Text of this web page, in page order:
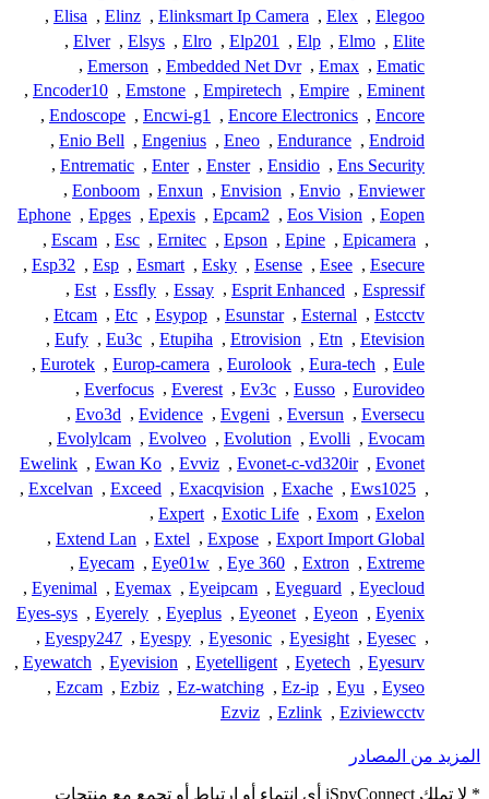
Elegoo
,
Elex
,
Elinksmart Ip Camera
,
Elinz
,
Elisa
,
Elite
,
Elmo
,
Elp
,
Elp201
,
Elro
,
Elsys
,
Elver
,
Ematic
,
Emax
,
Embedded Net Dvr
,
Emerson
,
Eminent
,
Empire
,
Empiretech
,
Emstone
,
Encoder10
,
Encore
,
Encore Electronics
,
Encwi-g1
,
Endoscope
,
Endroid
,
Endurance
,
Eneo
,
Engenius
,
Enio Bell
,
Ens Security
,
Ensidio
,
Enster
,
Enter
,
Entrematic
,
Enviewer
,
Envio
,
Envision
,
Enxun
,
Eonboom
,
Eopen
,
Eos Vision
,
Epcam2
,
Epexis
,
Epges
,
Ephone
,
Epicamera
,
Epine
,
Epson
,
Ernitec
,
Esc
,
Escam
,
Esecure
,
Esee
,
Esense
,
Esky
,
Esmart
,
Esp
,
Esp32
,
Espressif
,
Esprit Enhanced
,
Essay
,
Essfly
,
Est
,
Estcctv
,
Esternal
,
Esunstar
,
Esypop
,
Etc
,
Etcam
,
Etevision
,
Etn
,
Etrovision
,
Etupiha
,
Eu3c
,
Eufy
,
Eule
,
Eura-tech
,
Eurolook
,
Europ-camera
,
Eurotek
,
Eurovideo
,
Eusso
,
Ev3c
,
Everest
,
Everfocus
,
Eversecu
,
Eversun
,
Evgeni
,
Evidence
,
Evo3d
,
Evocam
,
Evolli
,
Evolution
,
Evolveo
,
Evolylcam
,
Evonet
,
Evonet-c-vd320ir
,
Evviz
,
Ewan Ko
,
Ewelink
,
Ews1025
,
Exache
,
Exacqvision
,
Exceed
,
Excelvan
,
Exelon
,
Exom
,
Exotic Life
,
Expert
,
Export Import Global
,
Expose
,
Extel
,
Extend Lan
,
Extreme
,
Extron
,
Eye 360
,
Eye01w
,
Eyecam
,
Eyecloud
,
Eyeguard
,
Eyeipcam
,
Eyemax
,
Eyenimal
,
Eyenix
,
Eyeon
,
Eyeonet
,
Eyeplus
,
Eyerely
,
Eyes-sys
,
Eyesec
,
Eyesight
,
Eyesonic
,
Eyespy
,
Eyespy247
,
Eyesurv
,
Eyetech
,
Eyetelligent
,
Eyevision
,
Eyewatch
,
Eyseo
,
Eyu
,
Ez-ip
,
Ez-watching
,
Ezbiz
,
Ezcam
,
Eziviewcctv
,
Ezlink
,
Ezviz
المزيد من المصادر
* لا تملك iSpyConnect أي انتماء أو ارتباط أو تجمع مع منتجات